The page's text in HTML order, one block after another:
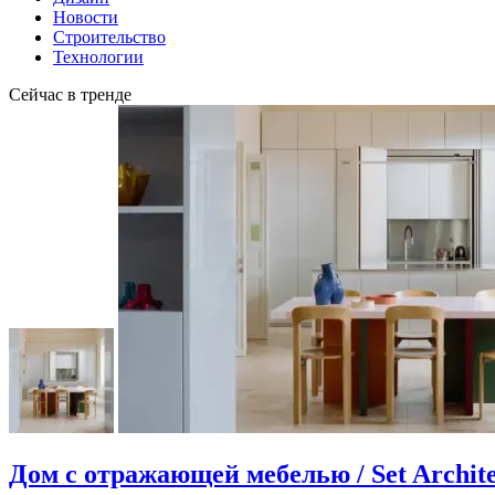
Новости
Строительство
Технологии
Сейчас в тренде
Дом с отражающей мебелью / Set